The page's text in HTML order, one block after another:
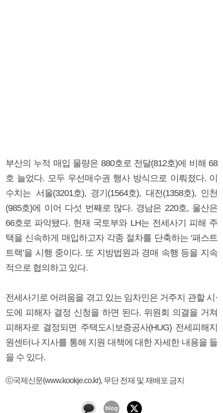
부산의 누적 매입 물량은 880호로 전달(812호)에 비해 68
호 늘었다. 모두 우선매수권 행사 방식으로 이뤄졌다. 이
수치는 서울(3201호), 경기(1564호), 대전(1358호), 인천
(985호)에 이어 다섯 번째로 많다. 경남은 220호, 울산은
66호로 파악됐다. 현재 국토부와 LH는 전세사기 피해 주
택을 신속하게 매입하고자 각종 절차를 단축하는 ‘패스트
트랙’을 시행 중이다. 또 지방법원과 경매 속행 등을 지속
적으로 협의하고 있다.
전세사기로 어려움을 겪고 있는 임차인은 거주지 관할 시·
도에 피해자 결정 신청을 하면 된다. 위원회 의결을 거쳐
피해자로 결정되면 주택도시보증공사(HUG) 전세피해지
원센터나 지사를 통해 지원 대책에 대한 자세한 내용을 들
을 수 있다.
ⓒ국제신문(www.kookje.co.kr), 무단 전재 및 재배포 금지